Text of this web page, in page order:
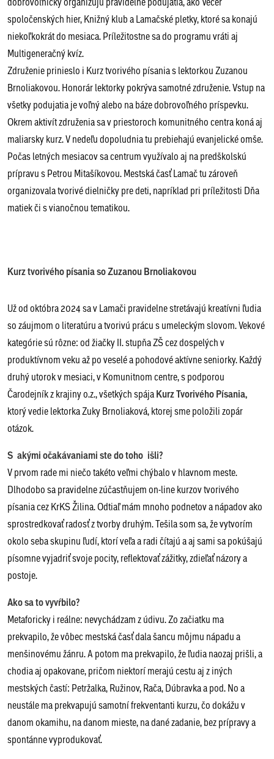
spoločenských hier, Knižný klub a Lamačské pletky, ktoré sa konajú
niekoľkokrát do mesiaca. Príležitostne sa do programu vráti aj
Multigeneračný kvíz.
Združenie prinieslo i Kurz tvorivého písania s lektorkou Zuzanou
Brnoliakovou. Honorár lektorky pokrýva samotné združenie. Vstup na
všetky podujatia je voľný alebo na báze dobrovoľného príspevku.
Okrem aktivít združenia sa v priestoroch komunitného centra koná aj
maliarsky kurz. V nedeľu dopoludnia tu prebiehajú evanjelické omše.
Počas letných mesiacov sa centrum využívalo aj na predškolskú
prípravu s Petrou Mitašíkovou. Mestská časť Lamač tu zároveň
organizovala tvorivé dielničky pre deti, napríklad pri príležitosti Dňa
matiek či s vianočnou tematikou.
Kurz tvorivého písania so Zuzanou Brnoliakovou
Už od októbra 2024 sa v Lamači pravidelne stretávajú kreatívni ľudia
so záujmom o literatúru a tvorivú prácu s umeleckým slovom. Vekové
kategórie sú rôzne: od žiačky II. stupňa ZŠ cez dospelých v
produktívnom veku až po veselé a pohodové aktívne seniorky. Každý
druhý utorok v mesiaci, v Komunitnom centre, s podporou
Čarodejník z krajiny o.z., všetkých spájaKurz Tvorivého Písania,
ktorý vedie lektorka Zuky Brnoliaková, ktorej sme položili zopár
otázok.
S akými očakávaniami ste do toho išli?
V prvom rade mi niečo takéto veľmi chýbalo v hlavnom meste.
Dlhodobo sa pravidelne zúčastňujem on-line kurzov tvorivého
písania cez KrKS Žilina. Odtiaľ mám mnoho podnetov a nápadov ako
sprostredkovať radosť z tvorby druhým. Tešila som sa, že vytvorím
okolo seba skupinu ľudí, ktorí veľa a radi čítajú a aj sami sa pokúšajú
písomne vyjadriť svoje pocity, reflektovať zážitky, zdieľať názory a
postoje.
Ako sa to vyvŕbilo?
Metaforicky i reálne: nevychádzam z údivu. Zo začiatku ma
prekvapilo, že vôbec mestská časť dala šancu môjmu nápadu a
menšinovému žánru. A potom ma prekvapilo, že ľudia naozaj prišli, a
chodia aj opakovane, pričom niektorí merajú cestu aj z iných
mestských častí: Petržalka, Ružinov, Rača, Dúbravka a pod. No a
neustále ma prekvapujú samotní frekventanti kurzu, čo dokážu v
danom okamihu, na danom mieste, na dané zadanie, bez prípravy a
spontánne vyprodukovať.